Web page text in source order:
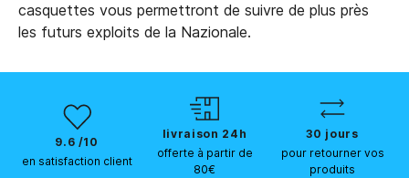
casquettes vous permettront de suivre de plus près
les futurs exploits de la Nazionale.
9.6 /10
en satisfaction client
livraison 24h
offerte à partir de
80€
30 jours
pour retourner vos
produits